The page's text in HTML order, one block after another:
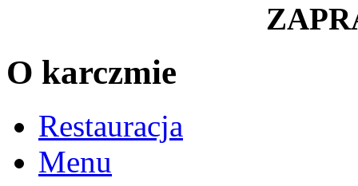
O karczmie
Restauracja
Menu